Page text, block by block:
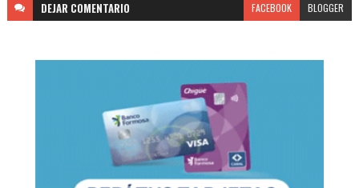
DEJAR COMENTARIO FACEBOOK BLOGGER